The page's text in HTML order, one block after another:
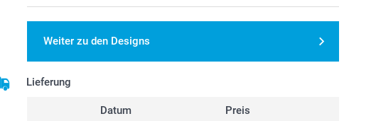
Weiter zu den Designs
Lieferung
Datum Preis